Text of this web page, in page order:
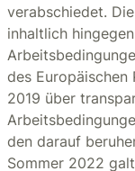
verabschiedet.
inhaltlich
des Europäischen
2019 über
den darauf
Sommer 2022